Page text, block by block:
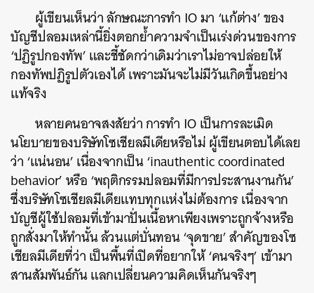
ผู้เขียนเห็นว่าลักษณะการทำ IOมา ‘แก้ต่าง’ของ
บัญชีปลอมเหล่านี้ยิ่งตอกย้ำความจำเป็นเร่งด่วนของการ
‘ปฏิรูปกองทัพ’และชี้ชัดกว่าเดิมว่าเราไม่อาจปล่อยให้
กองทัพปฏิรูปตัวเองได้เพราะมันจะไม่มีวันเกิดขึ้นอย่าง
แท้จริง
หลายคนอาจสงสัยว่าการทำ IOเป็นการละเมิด
นโยบายของบริษัทโซเชียลมีเดียหรือไม่ผู้เขียนตอบได้เลย
ว่า‘แน่นอน’เนื่องจากเป็น‘inauthentic coordinated
behavior’หรือ‘พฤติกรรมปลอมที่มีการประสานงานกัน’
ซึ่งบริษัทโซเชียลมีเดียแทบทุกแห่งไม่ต้องการเนื่องจาก
บัญชีผู้ใช้ปลอมที่เข้ามาปั่นเนื้อหาเพียงเพราะถูกจ้างหรือ
ถูกสั่งมาให้ทำนั้นล้วนแต่บั่นทอน‘จุดขาย’สำคัญของโซ
เชียลมีเดียที่ว่าเป็นพื้นที่เปิดที่อยากให้‘คนจริงๆ’ เข้ามา
สานสัมพันธ์กันแลกเปลี่ยนความคิดเห็นกันจริงๆ